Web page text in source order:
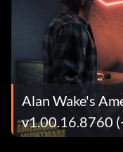
Alan Wake's
v1.00.16.8760